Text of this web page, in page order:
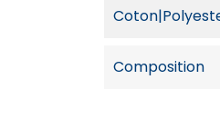
Composition